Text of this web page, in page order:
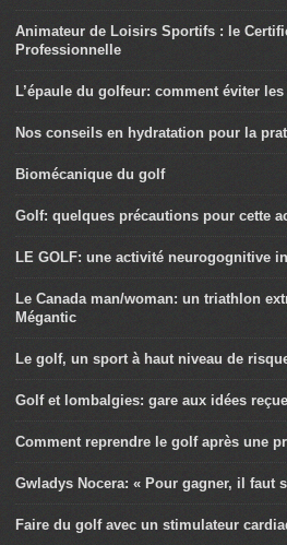
Animateur de Loisirs Sportifs : le
Professionnelle
L’épaule du golfeur: comment éviter
Nos conseils en hydratation pour la
Biomécanique du golf
Golf: quelques précautions pour cette
LE GOLF: une activité neurogognitive
Le Canada man/woman: un triathlon
Mégantic
Le golf, un sport à haut niveau de
Golf et lombalgies: gare aux idées
Comment reprendre le golf après une
Gwladys Nocera: « Pour gagner, il faut
Faire du golf avec un stimulateur